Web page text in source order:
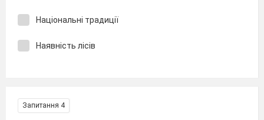
Національні традиції
Наявність лісів
Запитання 4